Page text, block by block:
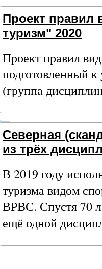
Проект правил
туризм" 2020
Проект правил
подготовленный
(группа
Северная
из трёх
В 2019 году
туризма видом
ВРВС. Спустя 70
ещё одной